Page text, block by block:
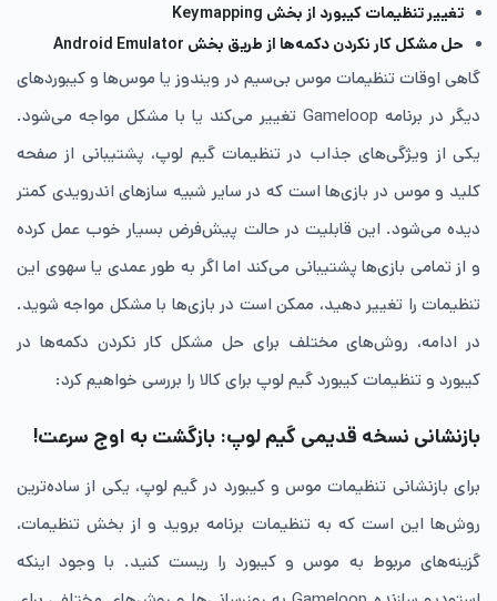
تغییر تنظیمات کیبورد از بخش Keymapping
حل مشکل کار نکردن دکمه‌ها از طریق بخش Android Emulator
گاهی اوقات تنظیمات موس بی‌سیم در ویندوز یا موس‌ها و کیبوردهای
دیگر در برنامه Gameloop تغییر می‌کند یا با مشکل مواجه می‌شود.
یکی از ویژگی‌های جذاب در تنظیمات گیم لوپ، پشتیبانی از صفحه
‌کلید و موس در بازی‌ها است که در سایر شبیه‌ سازهای اندرویدی کمتر
دیده می‌شود. این قابلیت در حالت پیش‌فرض بسیار خوب عمل کرده
و از تمامی بازی‌ها پشتیبانی می‌کند اما اگر به ‌طور عمدی یا سهوی این
تنظیمات را تغییر دهید، ممکن است در بازی‌ها با مشکل مواجه شوید.
در ادامه، روش‌های مختلف برای حل مشکل کار نکردن دکمه‌ها در
کیبورد و تنظیمات کیبورد گیم لوپ برای کالا را بررسی خواهیم کرد:
بازنشانی نسخه قدیمی گیم لوپ: بازگشت به اوج سرعت!
برای بازنشانی تنظیمات موس و کیبورد در گیم لوپ، یکی از ساده‌ترین
روش‌ها این است که به تنظیمات برنامه بروید و از بخش تنظیمات،
گزینه‌های مربوط به موس و کیبورد را ریست کنید. با وجود اینکه